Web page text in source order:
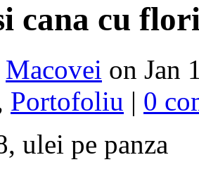
cana cu
Macovei on Jan
Portofoliu | 0
ulei pe panza